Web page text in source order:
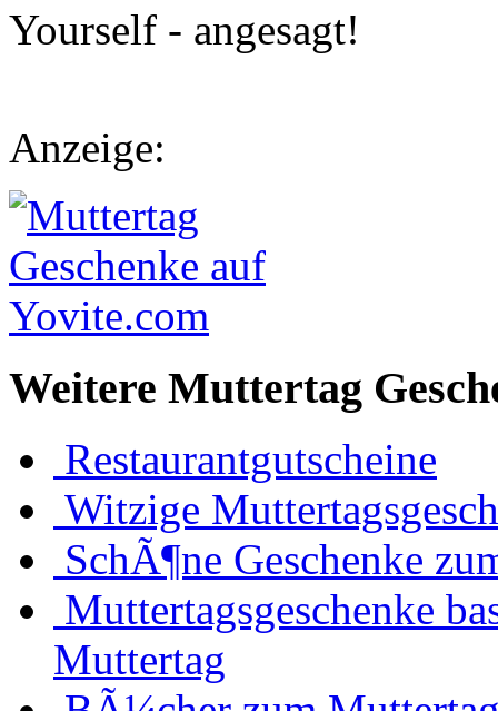
Yourself - angesagt!
Anzeige:
Weitere Muttertag
Restaurantgutscheine
Witzige
SchÃ¶ne Geschenke
Muttertagsgeschenke
Muttertag